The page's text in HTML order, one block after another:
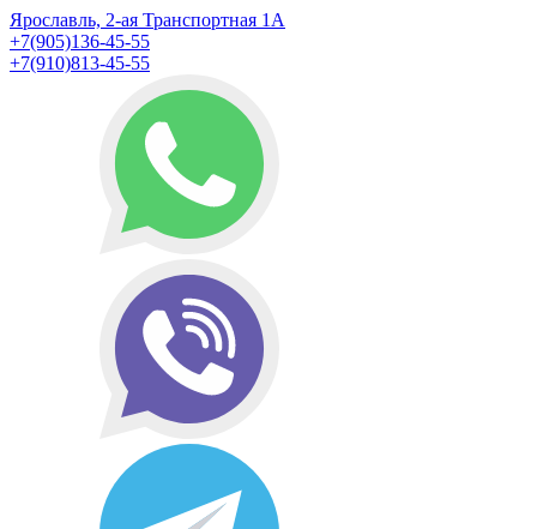
Ярославль, 2-ая Транспортная 1А
+7(905)136-45-55
+7(910)813-45-55